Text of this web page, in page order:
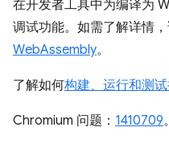
在开发者工具中为编译为
调试功能。如需了解详情
WebAssembly。
了解如何构建、运行和测
Chromium 问题： 1410709。